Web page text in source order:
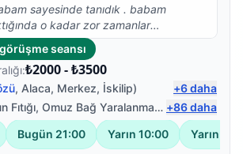
sayesinde tanıdık . babam
o kadar zor zamanlar
tarafı hissizdi oturamıyordu.
ve nefes almada zorlanıyordu.
kadar teşekkür etsek az. Uyguladığı
ile babam kısa sürede
iyi
kaldık sonsuz minnettarız
seansı
₺2000 - ₺3500
, Alaca, Merkez, İskilip) +6daha
Fıtığı, Omuz Bağ Yaralanması ,Protez
+86daha
Bugün 21:00 Yarın 10:00 Yarın